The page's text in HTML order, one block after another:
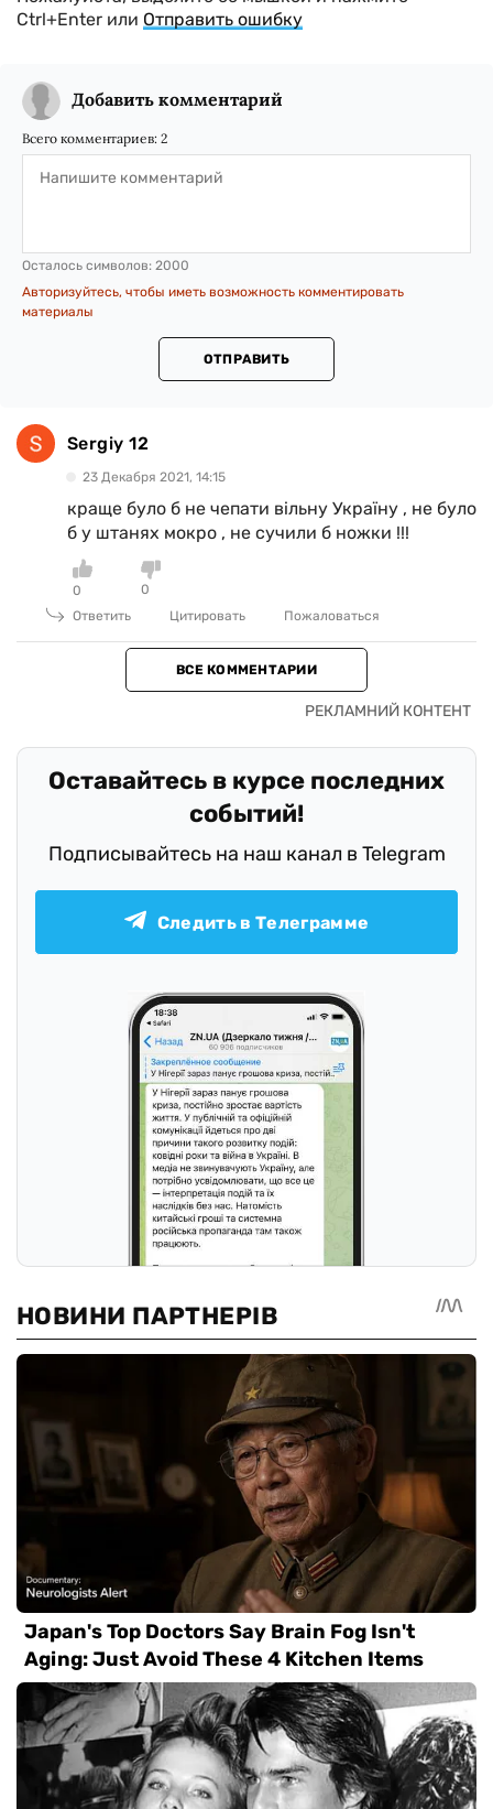
Ctrl+Enter или Отправить ошибку
Добавить комментарий
Всего комментариев: 2
Осталось символов: 2000
Авторизуйтесь, чтобы иметь возможность комментировать
материалы
ОТПРАВИТЬ
Sergiy 12
23 Декабря 2021, 14:15
краще було б не чепати вільну Україну , не було
б у штанях мокро , не сучили б ножки !!!
0
0
Ответить
Цитировать Пожаловаться
ВСЕ КОММЕНТАРИИ
Оставайтесь в курсе последних
событий!
Подписывайтесь на наш канал в Telegram
Следить в Телеграмме